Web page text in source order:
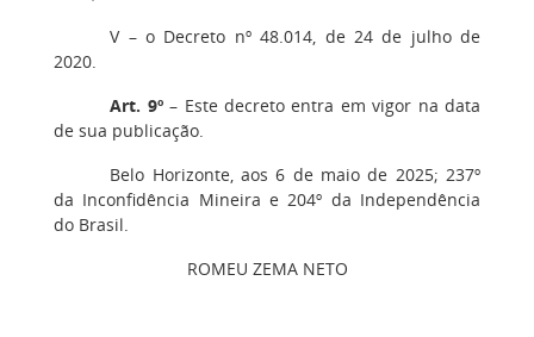
V – o Decreto nº 48.014, de 24 de julho de
2020.
Art. 9º– Este decreto entra em vigor na data
de sua publicação.
Belo Horizonte, aos 6 de maio de 2025; 237º
da Inconfidência Mineira e 204º da Independência
do Brasil.
ROMEU ZEMA NETO